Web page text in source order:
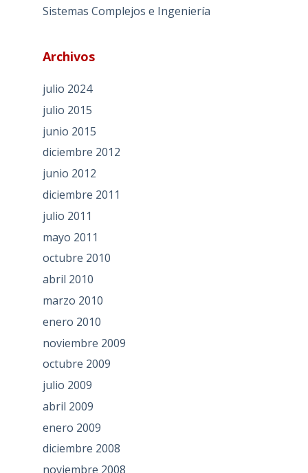
Sistemas Complejos e Ingeniería
Archivos
julio 2024
julio 2015
junio 2015
diciembre 2012
junio 2012
diciembre 2011
julio 2011
mayo 2011
octubre 2010
abril 2010
marzo 2010
enero 2010
noviembre 2009
octubre 2009
julio 2009
abril 2009
enero 2009
diciembre 2008
noviembre 2008